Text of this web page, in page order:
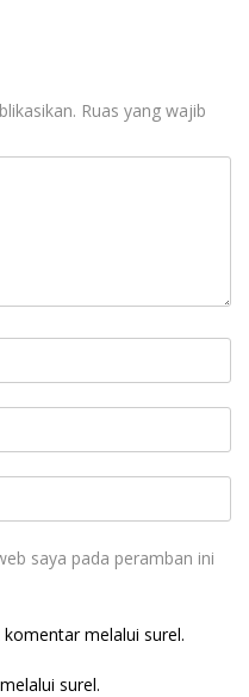
Ruas yang wajib
saya pada peramban ini
melalui surel.
surel.